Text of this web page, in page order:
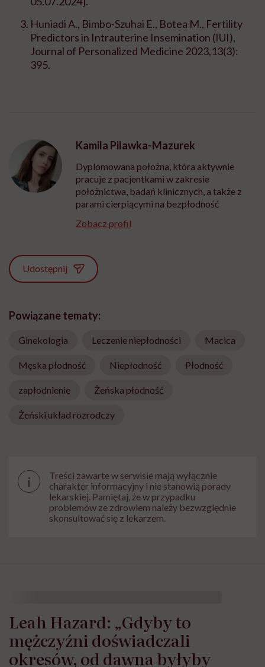
Huniadi A., Bimbo-Szuhai E., Botea M., Fertility
Predictors in Intrauterine Insemination (IUI),
Journal of Personalized Medicine 2023,13(3):
395.
Kamila Pilawka-Mazurek
Dyplomowana położna, która aktywnie
pracuje z pacjentkami w zakresie
położnictwa, badań klinicznych, a także z
parami cierpiącymi na bezpłodność
Zobacz profil
Udostępnij
Powiązane tematy:
Ginekologia Leczenie niepłodności Macica
Męska płodność Niepłodność Płodność
zapłodnienie Żeńska płodność
Żeński układ rozrodczy
i
Treści zawarte w serwisie mają wyłącznie
charakter informacyjny i nie stanowią porady
lekarskiej. Pamiętaj, że w przypadku
problemów ze zdrowiem należy bezwzględnie
skonsultować się z lekarzem.
Leah Hazard: „Gdyby to
mężczyźni doświadczali
okresów, od dawna byłyby